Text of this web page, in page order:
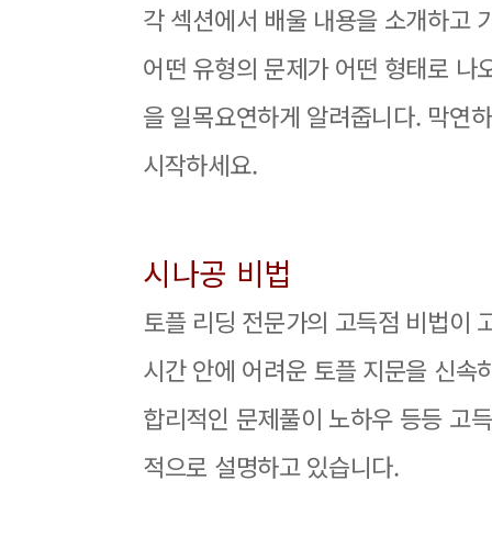
각 섹션에서 배울 내용을 소개하고
어떤 유형의 문제가 어떤 형태로 나
을 일목요연하게 알려줍니다. 막연
시작하세요.
시나공 비법
토플 리딩 전문가의 고득점 비법이
시간 안에 어려운 토플 지문을 신속
합리적인 문제풀이 노하우 등등 고
적으로 설명하고 있습니다.